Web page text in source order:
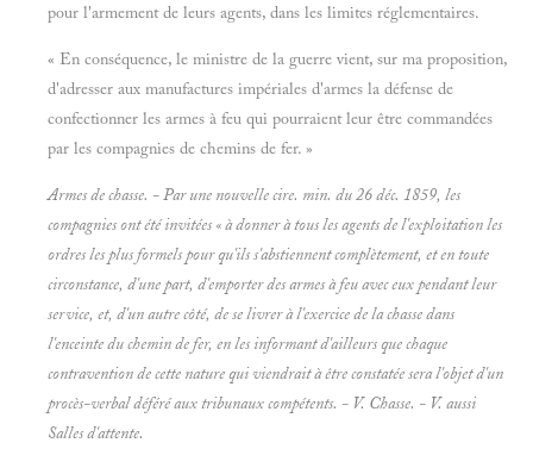
pour l'armement de leurs agents, dans les limites réglementaires.
« En conséquence, le ministre de la guerre vient, sur ma proposition,
d'adresser aux manufactures impériales d'armes la défense de
confectionner les armes à feu qui pourraient leur être commandées
par les compagnies de chemins de fer. »
Armes de chasse. - Par une nouvelle cire. min. du 26 déc. 1859, les
compagnies ont été invitées « à donner à tous les agents de l'exploitation les
ordres les plus formels pour qu'ils s'abstiennent complètement, et en toute
circonstance, d'une part, d'emporter des armes à feu avec eux pendant leur
service, et, d'un autre côté, de se livrer à l'exercice de la chasse dans
l'enceinte du chemin de fer, en les informant d'ailleurs que chaque
contravention de cette nature qui viendrait à être constatée sera l'objet d'un
procès-verbal déféré aux tribunaux compétents. - V. Chasse. - V. aussi
Salles d'attente.